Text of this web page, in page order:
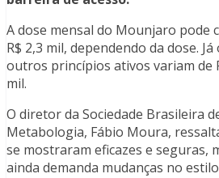
A dose mensal do Mounjaro pode
R$ 2,3 mil, dependendo da dose.
outros princípios ativos variam de
mil.
O diretor da Sociedade Brasileira
Metabologia, Fábio Moura,
se mostraram eficazes e seguras,
ainda demanda mudanças no